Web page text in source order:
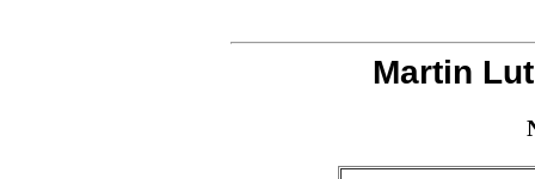
Martin